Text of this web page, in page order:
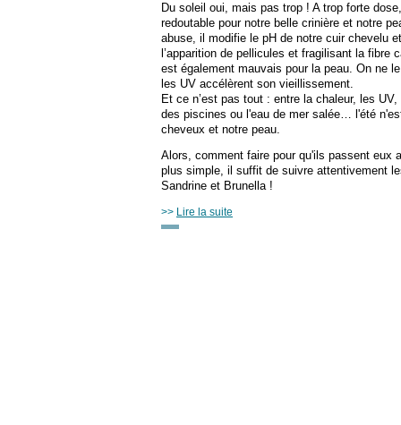
Du soleil oui, mais pas trop ! A trop forte
redoutable pour notre belle crinière et notre
abuse, il modifie le pH de notre cuir chevelu
l’apparition de pellicules et fragilisant la fibre
est également mauvais pour la peau. On ne
les UV accélèrent son vieillissement.
Et ce n’est pas tout : entre la chaleur, les
des piscines ou l'eau de mer salée… l'été
cheveux et notre peau.
Alors, comment faire pour qu'ils passent eux
plus simple, il suffit de suivre attentivement
Sandrine et Brunella !
>> Lire la suite